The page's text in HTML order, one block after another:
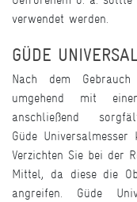
verwendet werden.
GÜDE
Nach dem
umgehend mit
anschließend
Güde
Verzichten Sie bei der
Mittel, da diese die
angreifen. Güde